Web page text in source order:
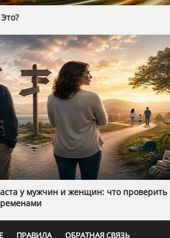
у мужчин и женщин: что проверить
ПРАВИЛА ОБРАТНАЯ СВЯЗЬ